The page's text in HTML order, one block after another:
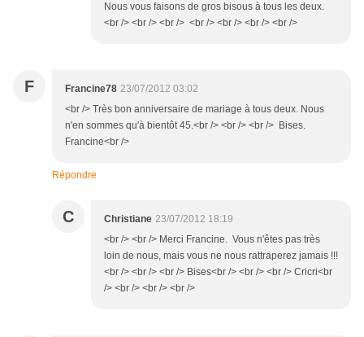
Nous vous faisons de gros bisous à tous les deux.
<br /> <br /> <br /> <br /> <br /> <br /> <br />
F Francine78 23/07/2012 03:02
<br /> Très bon anniversaire de mariage à tous deux. Nous
n'en sommes qu'à bientôt 45.<br /> <br /> <br /> Bises.
Francine<br />
Répondre
C Christiane 23/07/2012 18:19
<br /> <br /> Merci Francine. Vous n'êtes pas très
loin de nous, mais vous ne nous rattraperez jamais !!!
<br /> <br /> <br /> Bises<br /> <br /> <br /> Cricri<br
/> <br /> <br /> <br />